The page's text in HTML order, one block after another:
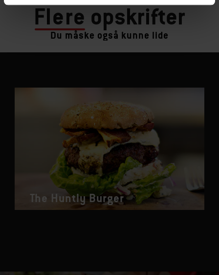
Flere opskrifter
Du måske også kunne lide
The Huntly Burger